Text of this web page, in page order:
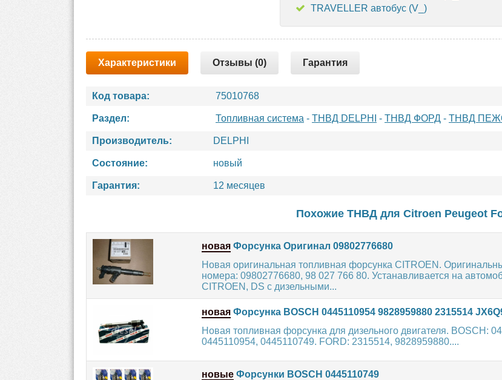
TRAVELLER автобус (V_)
Характеристики Отзывы (0) Гарантия
Код товара: 75010768
Раздел: Топливная система - ТНВД DELPHI - ТНВД ФОРД - ТНВД
Производитель: DELPHI
Состояние: новый
Гарантия: 12 месяцев
Похожие ТНВД для Citroen Peugeot
новая Форсунка Оригинал 09802776680
Новая оригинальная топливная форсунка CITROEN.
номера: 09802776680, 98 027 766 80. Устанавливается на
CITROEN, DS с дизельными...
новая Форсунка BOSCH 0445110954 9828959880 2315514
Новая топливная форсунка для дизельного двигателя. BOSCH:
0445110954, 0445110749. FORD: 2315514, 9828959880....
новые Форсунки BOSCH 0445110749